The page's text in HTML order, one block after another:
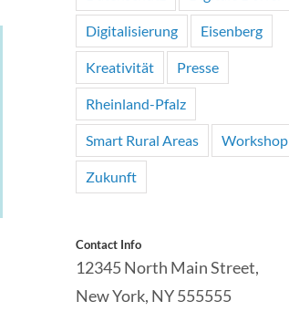
Digitalisierung Eisenberg
Kreativität Presse
Rheinland-Pfalz
Smart Rural Areas Workshop
Zukunft
Contact Info
12345 North Main Street,
New York, NY 555555